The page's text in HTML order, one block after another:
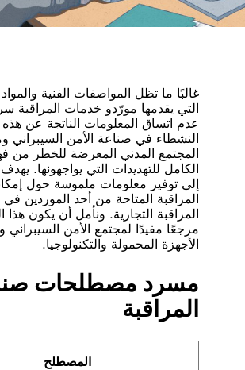
غالبًا ما تظل المواصفات الفنية
التي يقدمها مورّدو خدمات المراقبة
عدم اتساق المعلومات الناتجة عن هذه
النشطاء في صناعة الأمن السيبراني
المجتمع المدني المعرضة للخطر من
الكامل للتهديدات التي يواجهونها.
إلى توفير معلومات ملموسة حول
المراقبة المتاحة من أحد الموردين
المراقبة التجارية. ونأمل أن يكون هذا
مرجعًا مفيدًا لمجتمع الأمن السيبراني
الأجهزة المحمولة والتكنولوجيا.
مسرد مصطلحات
المراقبة
المصطلح